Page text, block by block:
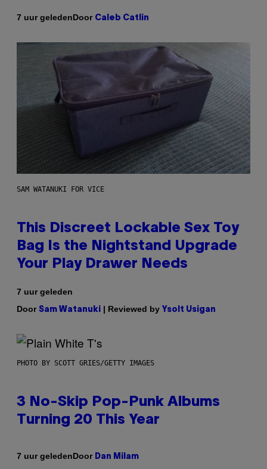
7 uur geledenDoor Caleb Catlin
SAM WATANUKI FOR VICE
This Discreet Lockable Sex Toy
Bag Is the Nightstand Upgrade
Your Play Drawer Needs
7 uur geleden
Door Sam Watanuki | Reviewed by Ysolt Usigan
PHOTO BY SCOTT GRIES/GETTY IMAGES
3 No-Skip Pop-Punk Albums
Turning 20 This Year
7 uur geledenDoor Dan Milam